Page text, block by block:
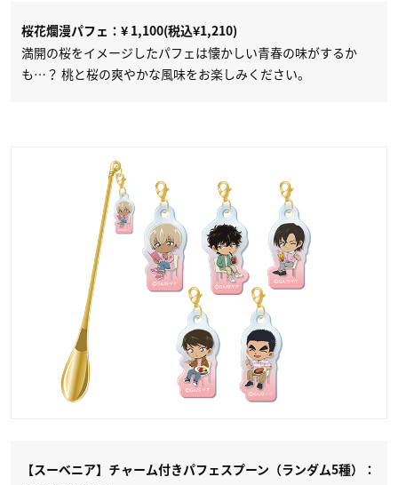
桜花爛漫パフェ：¥ 1,100(税込¥1,210)
満開の桜をイメージしたパフェは懐かしい青春の味がするか
も…？ 桃と桜の爽やかな風味をお楽しみください。
【スーベニア】チャーム付きパフェスプーン（ランダム5種）：